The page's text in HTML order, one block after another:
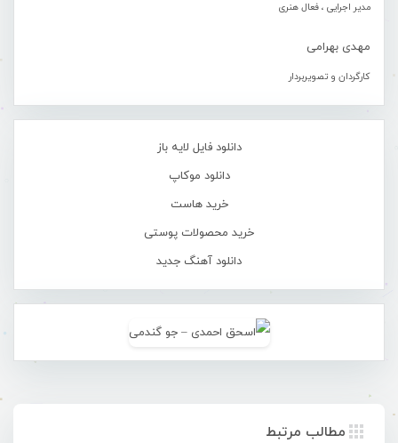
مدیر اجرایی ، فعال هنری
مهدی بهرامی
کارگردان و تصویربردار
دانلود فایل لایه باز
دانلود موکاپ
خرید هاست
خرید محصولات پوستی
دانلود آهنگ جدید
مطالب مرتبط